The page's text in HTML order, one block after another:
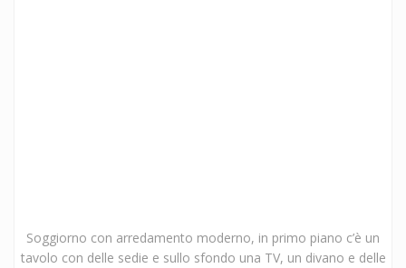
Soggiorno con arredamento moderno, in primo piano c’è un
tavolo con delle sedie e sullo sfondo una TV, un divano e delle